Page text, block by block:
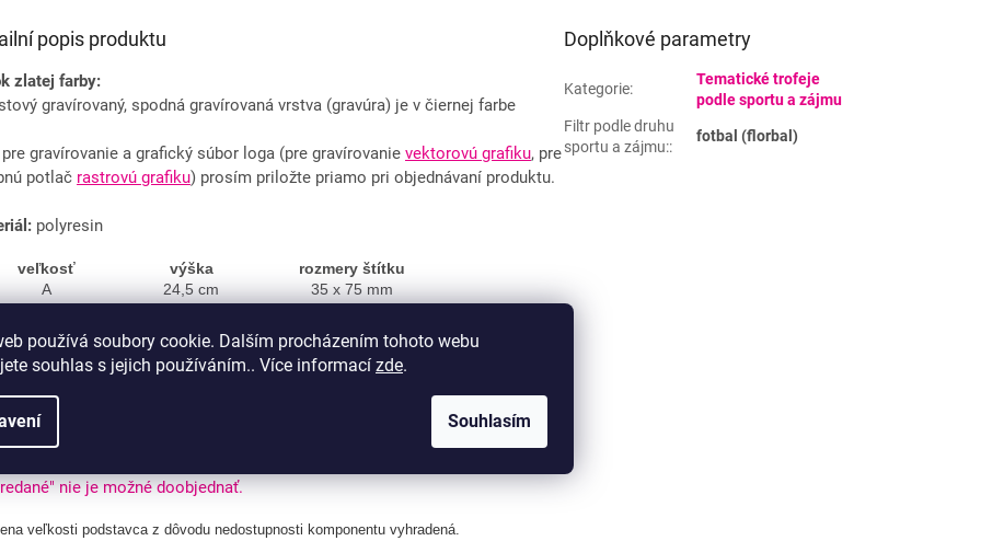
používá soubory cookie. Dalším procházením tohoto webu
souhlas s jejich používáním.. Více informací zde.
Souhlasím
popis produktu
zlatej farby:
gravírovaný, spodná gravírovaná vrstva (gravúra) je v čiernej farbe
gravírovanie a grafický súbor loga (pre gravírovanie vektorovú grafiku, pre
potlač rastrovú grafiku) prosím priložte priamo pri objednávaní produktu.
polyresin
veľkosť výška
rozmery štítku
A
24,5 cm 35 x 75 mm
skladom v predajni k okamžitému osobnému odberu alebo k odosielaniu
- 48 hodín. Tovar z expedičného skladu odosielame približne do 5 - 7
dní. Pre presný dátum nás prosím kontaktujte. Pri väčších
je termín dodania stanovený dohodou medzi oboma stranami (čas
na výrobu, spracovanie grafiky a jej odsúhlasenie).Doba dodania pri
nie je možné doobjednať.
veľkosti podstavca z dôvodu nedostupnosti komponentu vyhradená.
Doplňkové parametry
Kategorie:
Tematické trofeje
podle sportu a zájmu
Filtr podle druhu
sportu a zájmu::
fotbal (florbal)